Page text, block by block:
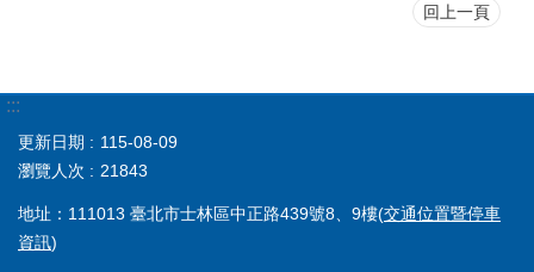
回上一頁
:::
更新日期
115-08-09
瀏覽人次
21843
地址：111013 臺北市士林區中正路439號8、9樓(交通位置暨停車
資訊)